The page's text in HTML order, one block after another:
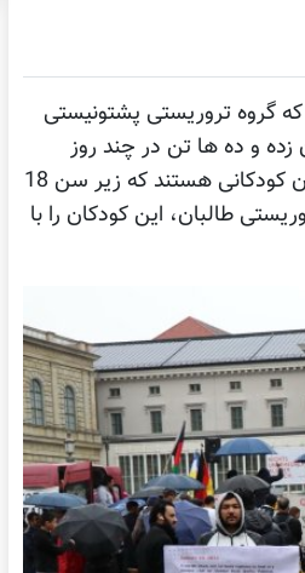
گروه تروریستی پشتونیستی
و ده ها تن در چند روز
گذشته توسط این گروه بدوی قبیله ای ربوده شده اند. در بین ربوده شدگان کودکانی هستند که زیر سن 18
طالبان، این کودکان را با